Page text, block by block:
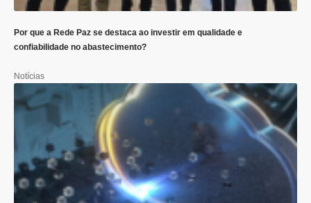
Por que a Rede Paz se destaca ao investir em qualidade e
confiabilidade no abastecimento?
Notícias